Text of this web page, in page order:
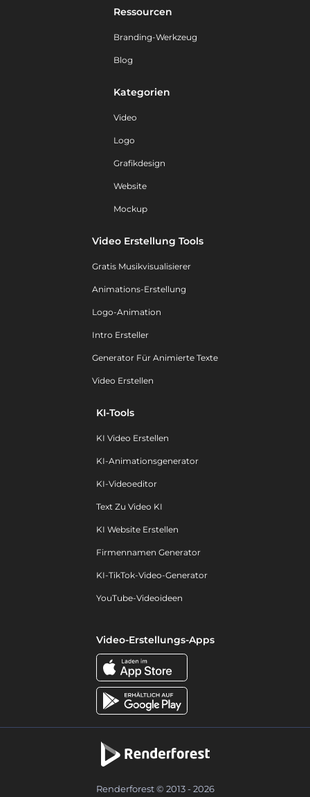
Ressourcen
Branding-Werkzeug
Blog
Kategorien
Video
Logo
Grafikdesign
Website
Mockup
Video Erstellung Tools
Gratis Musikvisualisierer
Animations-Erstellung
Logo-Animation
Intro Ersteller
Generator Für Animierte Texte
Video Erstellen
KI-Tools
KI Video Erstellen
KI-Animationsgenerator
KI-Videoeditor
Text Zu Video KI
KI Website Erstellen
Firmennamen Generator
KI-TikTok-Video-Generator
YouTube-Videoideen
Video-Erstellungs-Apps
Renderforest © 2013 - 2026